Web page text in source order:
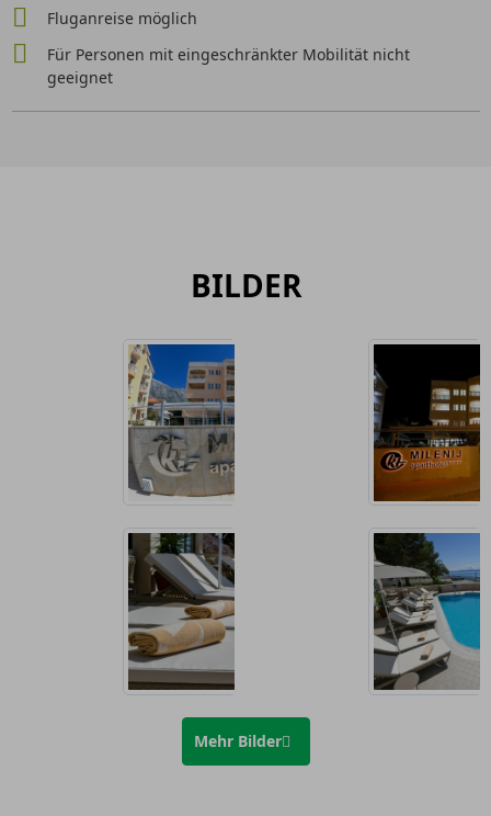
Fluganreise möglich
Für Personen mit eingeschränkter Mobilität nicht
geeignet
BILDER
Mehr Bilder